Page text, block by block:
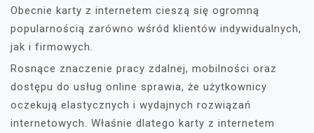
Obecnie karty z internetem cieszą się ogromną
popularnością zarówno wśród klientów indywidualnych,
jak i firmowych.
Rosnące znaczenie pracy zdalnej, mobilności oraz
dostępu do usług online sprawia, że użytkownicy
oczekują elastycznych i wydajnych rozwiązań
internetowych. Właśnie dlatego karty z internetem